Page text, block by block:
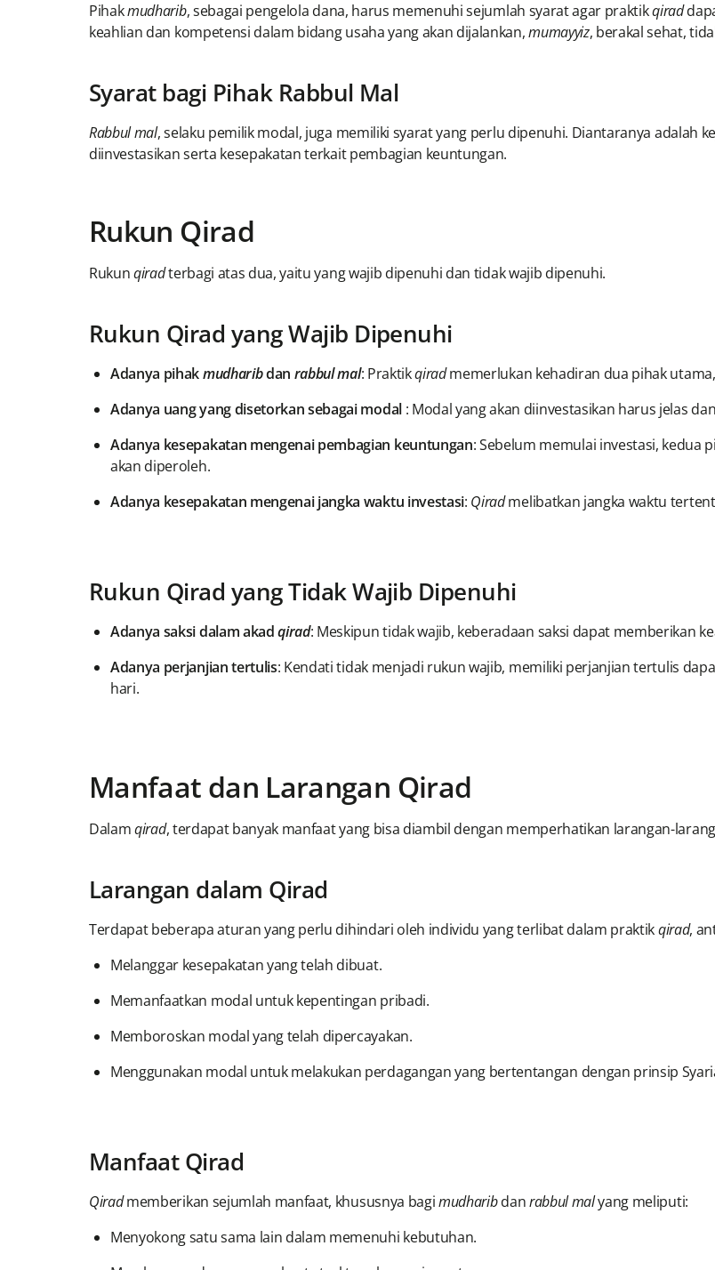
Pihakmudharib, sebagai pengelola dana, harus memenuhi sejumlah syarat agar praktikqirad
keahlian dan kompetensi dalam bidang usaha yang akan dijalankan,mumayyiz, berakal sehat,
Syarat bagi Pihak Rabbul Mal
Rabbul mal, selaku pemilik modal, juga memiliki syarat yang perlu dipenuhi. Diantaranya adalah
diinvestasikan serta kesepakatan terkait pembagian keuntungan.
Rukun Qirad
Rukunqiradterbagi atas dua, yaitu yang wajib dipenuhi dan tidak wajib dipenuhi.
Rukun Qirad yang Wajib Dipenuhi
Adanya pihakmudharibdan rabbul mal: Praktikqiradmemerlukan kehadiran dua pihak
Adanya uang yang disetorkan sebagai modal : Modal yang akan diinvestasikan harus jelas
Adanya kesepakatan mengenai pembagian keuntungan: Sebelum memulai investasi, kedua
akan diperoleh.
Adanya kesepakatan mengenai jangka waktu investasi: Qiradmelibatkan jangka waktu
Rukun Qirad yang Tidak Wajib Dipenuhi
Adanya saksi dalam akadqirad: Meskipun tidak wajib, keberadaan saksi dapat memberikan
Adanya perjanjian tertulis: Kendati tidak menjadi rukun wajib, memiliki perjanjian tertulis
hari.
Manfaat dan Larangan Qirad
Dalamqirad, terdapat banyak manfaat yang bisa diambil dengan memperhatikan larangan-
Larangan dalam Qirad
Terdapat beberapa aturan yang perlu dihindari oleh individu yang terlibat dalam praktikqirad,
Melanggar kesepakatan yang telah dibuat.
Memanfaatkan modal untuk kepentingan pribadi.
Memboroskan modal yang telah dipercayakan.
Menggunakan modal untuk melakukan perdagangan yang bertentangan dengan prinsip
Manfaat Qirad
Qiradmemberikan sejumlah manfaat, khususnya bagimudharibdanrabbul malyang meliputi:
Menyokong satu sama lain dalam memenuhi kebutuhan.